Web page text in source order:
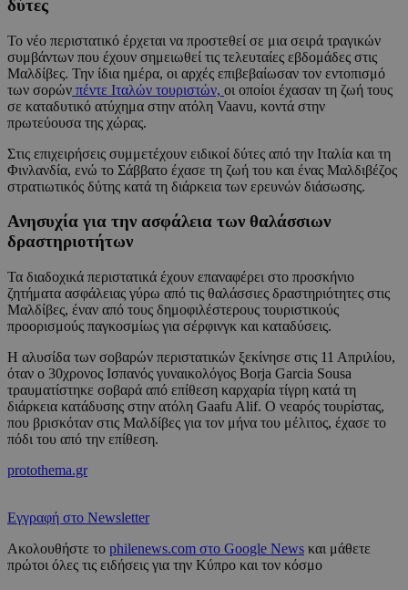
δύτες
Το νέο περιστατικό έρχεται να προστεθεί σε μια σειρά τραγικών
συμβάντων που έχουν σημειωθεί τις τελευταίες εβδομάδες στις
Μαλδίβες. Την ίδια ημέρα, οι αρχές επιβεβαίωσαν τον εντοπισμό
των σορών πέντε Ιταλών τουριστών, οι οποίοι έχασαν τη ζωή τους
σε καταδυτικό ατύχημα στην ατόλη Vaavu, κοντά στην
πρωτεύουσα της χώρας.
Στις επιχειρήσεις συμμετέχουν ειδικοί δύτες από την Ιταλία και τη
Φινλανδία, ενώ το Σάββατο έχασε τη ζωή του και ένας Μαλδιβέζος
στρατιωτικός δύτης κατά τη διάρκεια των ερευνών διάσωσης.
Ανησυχία για την ασφάλεια των θαλάσσιων
δραστηριοτήτων
Τα διαδοχικά περιστατικά έχουν επαναφέρει στο προσκήνιο
ζητήματα ασφάλειας γύρω από τις θαλάσσιες δραστηριότητες στις
Μαλδίβες, έναν από τους δημοφιλέστερους τουριστικούς
προορισμούς παγκοσμίως για σέρφινγκ και καταδύσεις.
Η αλυσίδα των σοβαρών περιστατικών ξεκίνησε στις 11 Απριλίου,
όταν ο 30χρονος Ισπανός γυναικολόγος Borja Garcia Sousa
τραυματίστηκε σοβαρά από επίθεση καρχαρία τίγρη κατά τη
διάρκεια κατάδυσης στην ατόλη Gaafu Alif. Ο νεαρός τουρίστας,
που βρισκόταν στις Μαλδίβες για τον μήνα του μέλιτος, έχασε το
πόδι του από την επίθεση.
protothema.gr
Εγγραφή στο Newsletter
Ακολουθήστε το philenews.com στο Google News και μάθετε
πρώτοι όλες τις ειδήσεις για την Κύπρο και τον κόσμο